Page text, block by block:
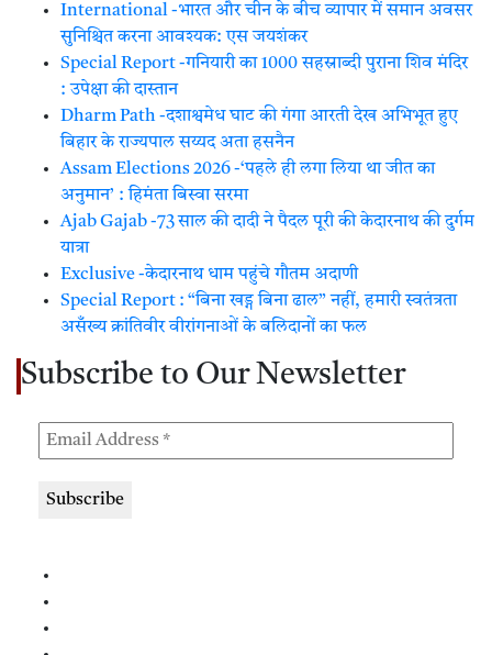
International -भारत और चीन के बीच व्यापार में समान अवसर
सुनिश्चित करना आवश्यक: एस जयशंकर
Special Report -गनियारी का 1000 सहस्राब्दी पुराना शिव मंदिर
: उपेक्षा की दास्तान
Dharm Path -दशाश्वमेध घाट की गंगा आरती देख अभिभूत हुए
बिहार के राज्यपाल सय्यद अता हसनैन
Assam Elections 2026 -‘पहले ही लगा लिया था जीत का
अनुमान’ : हिमंता बिस्वा सरमा
Ajab Gajab -73 साल की दादी ने पैदल पूरी की केदारनाथ की दुर्गम
यात्रा
Exclusive -केदारनाथ धाम पहुंचे गौतम अदाणी
Special Report : “बिना खड्ग बिना ढाल” नहीं, हमारी स्वतंत्रता
असँख्य क्रांतिवीर वीरांगनाओं के बलिदानों का फल
Subscribe to Our Newsletter